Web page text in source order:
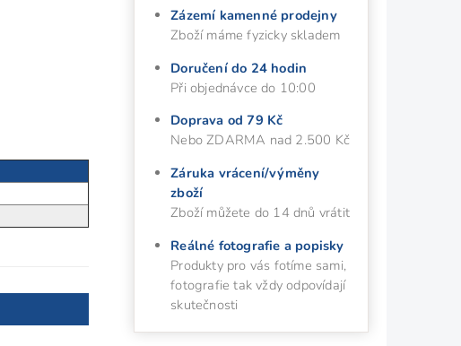
Zázemí kamenné prodejny
Zboží máme fyzicky skladem
Doručení do 24 hodin
Při objednávce do 10:00
Doprava od 79 Kč
Nebo ZDARMA nad 2.500 Kč
Záruka vrácení/výměny
zboží
Zboží můžete do 14 dnů vrátit
Reálné fotografie a popisky
Produkty pro vás fotíme sami,
fotografie tak vždy odpovídají
skutečnosti